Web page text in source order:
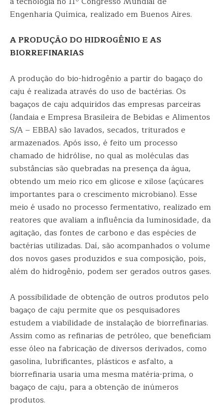
Engenharia Química, realizado em Buenos Aires.
A PRODUÇÃO DO HIDROGÊNIO E AS
BIORREFINARIAS
A produção do bio-hidrogênio a partir do bagaço do
caju é realizada através do uso de bactérias. Os
bagaços de caju adquiridos das empresas parceiras
(Jandaia e Empresa Brasileira de Bebidas e Alimentos
S/A – EBBA) são lavados, secados, triturados e
armazenados. Após isso, é feito um processo
chamado de hidrólise, no qual as moléculas das
substâncias são quebradas na presença da água,
obtendo um meio rico em glicose e xilose (açúcares
importantes para o crescimento microbiano). Esse
meio é usado no processo fermentativo, realizado em
reatores que avaliam a influência da luminosidade, da
agitação, das fontes de carbono e das espécies de
bactérias utilizadas. Daí, são acompanhados o volume
dos novos gases produzidos e sua composição, pois,
além do hidrogênio, podem ser gerados outros gases.
A possibilidade de obtenção de outros produtos pelo
bagaço de caju permite que os pesquisadores
estudem a viabilidade de instalação de biorrefinarias.
Assim como as refinarias de petróleo, que beneficiam
esse óleo na fabricação de diversos derivados, como
gasolina, lubrificantes, plásticos e asfalto, a
biorrefinaria usaria uma mesma matéria-prima, o
bagaço de caju, para a obtenção de inúmeros
produtos.